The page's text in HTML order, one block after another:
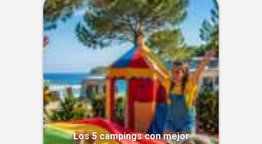
Los 5 campings con mejor